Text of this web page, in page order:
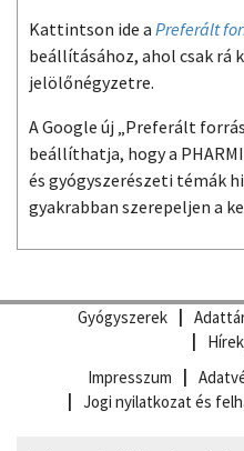
Kattintson ide a Preferált
beállításához, ahol csak rá
jelölőnégyzetre.
A Google új „Preferált
beállíthatja, hogy a
és gyógyszerészeti témák
gyakrabban szerepeljen a
Gyógyszerek
Impresszum
Jogi nyilatkozat és